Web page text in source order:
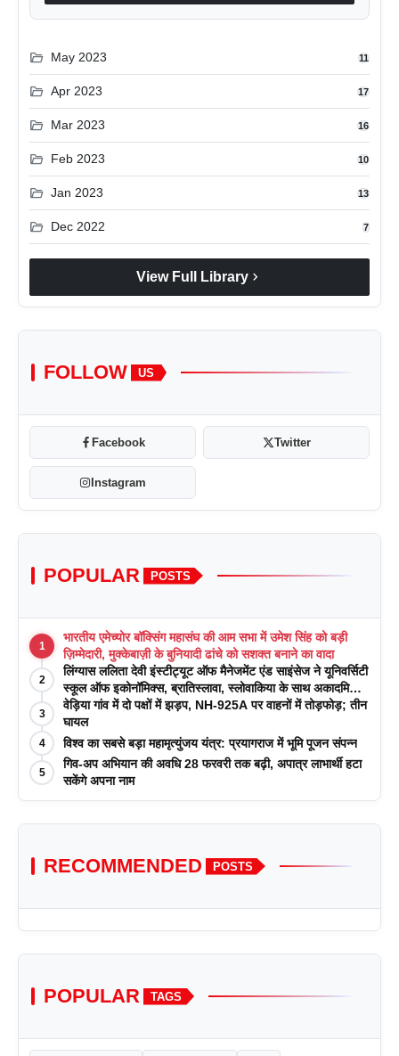
folder_open May 2023 11
folder_open Apr 2023 17
folder_open Mar 2023 16
folder_open Feb 2023 10
folder_open Jan 2023 13
folder_open Dec 2022 7
View Full Library chevron_right
FOLLOW US
Facebook Twitter
Instagram
POPULAR POSTS
1
भारतीय एमेच्योर बॉक्सिंग महासंघ की आम सभा में उमेश सिंह को बड़ी
ज़िम्मेदारी, मुक्केबाज़ी के बुनियादी ढांचे को सशक्त बनाने का वादा
2
लिंग्यास ललिता देवी इंस्टीट्यूट ऑफ मैनेजमेंट एंड साइंसेज ने यूनिवर्सिटी
स्कूल ऑफ इकोनॉमिक्स, ब्रातिस्लावा, स्लोवाकिया के साथ अकादमिक
पत्रिकाओं में प्रकाशन रणनीतियों पर एक दिवसीय कार्यशाला का
आयोजन किया
3
वेड़िया गांव में दो पक्षों में झड़प, NH-925A पर वाहनों में तोड़फोड़; तीन
घायल
4 विश्व का सबसे बड़ा महामृत्युंजय यंत्र: प्रयागराज में भूमि पूजन संपन्न
5
गिव-अप अभियान की अवधि 28 फरवरी तक बढ़ी, अपात्र लाभार्थी हटा
सकेंगे अपना नाम
RECOMMENDED POSTS
POPULAR TAGS